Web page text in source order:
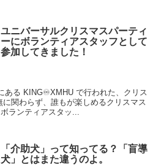
ユニバーサルクリスマスパーティ
ーにボランティアスタッフとして
参加してきました！
ある KING♾XMHU で行われた、クリス
関わらず、誰もが楽しめるクリスマス
ランティアスタッ...
「介助犬」って知ってる？「盲導
犬」とはまた違うのよ。